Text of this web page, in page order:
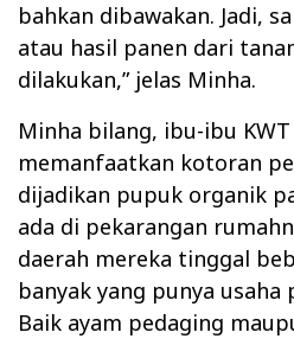
bahkan dibawakan. Jadi,
atau hasil panen dari
dilakukan,” jelas Minha.
Minha bilang, ibu-ibu
memanfaatkan kotoran
dijadikan pupuk organik
ada di pekarangan
daerah mereka tinggal
banyak yang punya usaha
Baik ayam pedaging